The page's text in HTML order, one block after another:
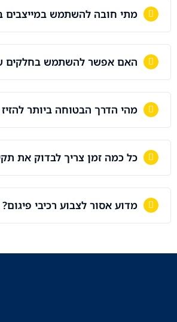
מתי חובה להשתמש במייצבים
האם אפשר להשתמש בחלקים
מהי הדרך הבטוחה ביותר
כל כמה זמן צריך לבדוק את
מדוע אסור לצבוע רכיבי פיגום?